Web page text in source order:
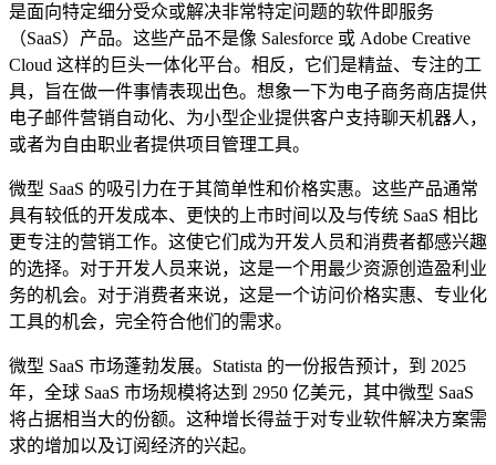
是面向特定细分受众或解决非常特定问题的软件即服务
（SaaS）产品。这些产品不是像 Salesforce 或 Adobe Creative
Cloud 这样的巨头一体化平台。相反，它们是精益、专注的工
具，旨在做一件事情表现出色。想象一下为电子商务商店提供
电子邮件营销自动化、为小型企业提供客户支持聊天机器人，
或者为自由职业者提供项目管理工具。
微型 SaaS 的吸引力在于其简单性和价格实惠。这些产品通常
具有较低的开发成本、更快的上市时间以及与传统 SaaS 相比
更专注的营销工作。这使它们成为开发人员和消费者都感兴趣
的选择。对于开发人员来说，这是一个用最少资源创造盈利业
务的机会。对于消费者来说，这是一个访问价格实惠、专业化
工具的机会，完全符合他们的需求。
微型 SaaS 市场蓬勃发展。Statista 的一份报告预计，到 2025
年，全球 SaaS 市场规模将达到 2950 亿美元，其中微型 SaaS
将占据相当大的份额。这种增长得益于对专业软件解决方案需
求的增加以及订阅经济的兴起。